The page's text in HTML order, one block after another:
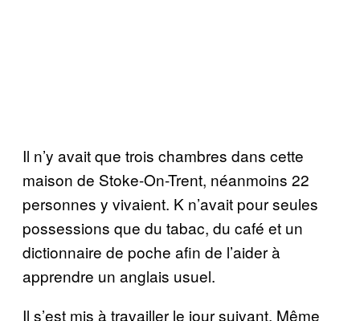
Il n’y avait que trois chambres dans cette
maison de Stoke-On-Trent, néanmoins 22
personnes y vivaient. K n’avait pour seules
possessions que du tabac, du café et un
dictionnaire de poche afin de l’aider à
apprendre un anglais usuel.
Il s’est mis à travailler le jour suivant. Même